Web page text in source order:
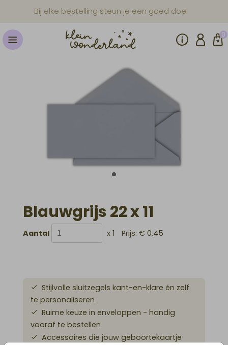
Bij elke bestelling steun je een goed doel
0
Blauwgrijs 22 x 11
Aantal x 1 Prijs: € 0,45
Stijlvolle sluitzegels kant-en-klare én zelf
te personaliseren
Ruime keuze in enveloppen - handig
vooraf te bestellen
Accessoires die jouw geboortekaartje